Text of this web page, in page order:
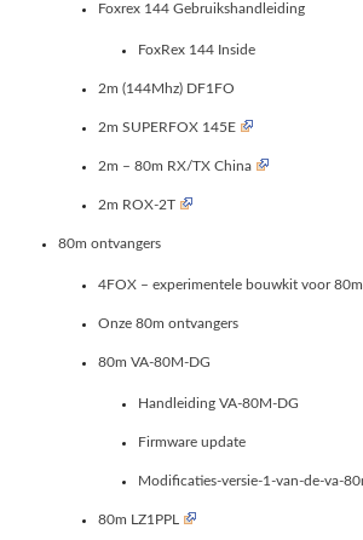
Foxrex 144 Gebruikshandleiding
FoxRex 144 Inside
2m (144Mhz) DF1FO
2m SUPERFOX 145E
2m – 80m RX/TX China
2m ROX-2T
80m ontvangers
4FOX – experimentele bouwkit voor
Onze 80m ontvangers
80m VA-80M-DG
Handleiding VA-80M-DG
Firmware update
Modificaties-versie-1-van-de-va-
80m LZ1PPL